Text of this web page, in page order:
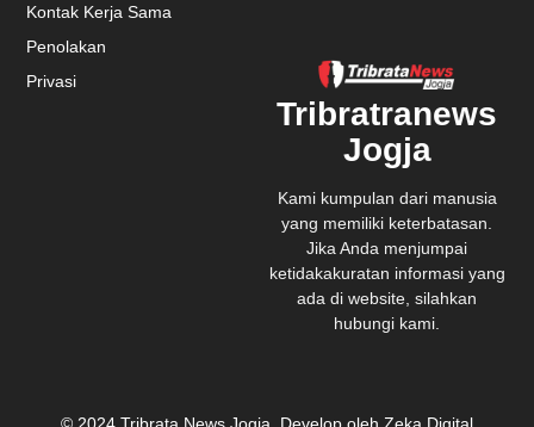
Tribratranews
Jogja
Kami kumpulan dari manusia
yang memiliki keterbatasan.
Jika Anda menjumpai
ketidakakuratan informasi yang
ada di website, silahkan
hubungi kami.
Kontak Kerja Sama
Penolakan
Privasi
© 2024 Tribrata News Jogja. Develop oleh Zeka Digital